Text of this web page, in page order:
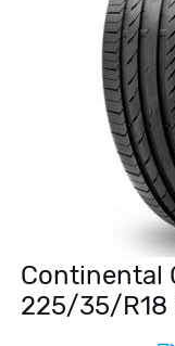
Continental
225/35/R18